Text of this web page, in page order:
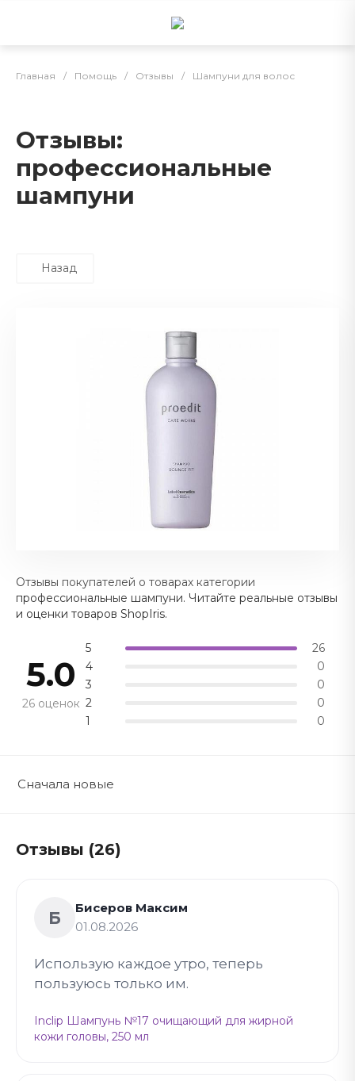
Главная / Помощь / Отзывы / Шампуни для волос
Отзывы:
профессиональные
шампуни
Назад
Отзывы покупателей о товарах категории
профессиональные шампуни. Читайте реальные отзывы
и оценки товаров ShopIris.
5.0
26 оценок
5
26
4
0
3
0
2
0
1
0
Сначала новые
Отзывы (26)
Б
Бисеров Максим
01.08.2026
Использую каждое утро, теперь
пользуюсь только им.
Inclip Шампунь №17 очищающий для жирной
кожи головы, 250 мл